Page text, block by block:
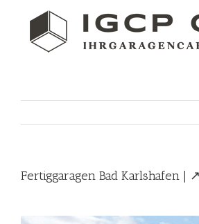
content
Fertiggaragen Bad Karlshafen |